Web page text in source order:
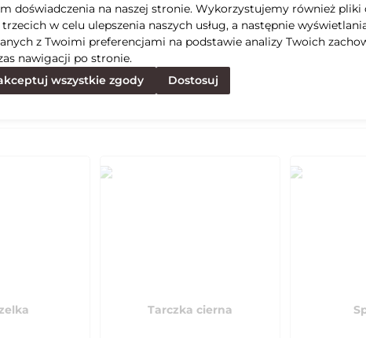
Tarczka cierna
doświadczenia na naszej stronie. Wykorzystujemy również pliki
w celu ulepszenia naszych usług, a następnie
z Twoimi preferencjami na podstawie analizy Twoich
nawigacji po stronie.
wszystkie zgody
Dostosuj